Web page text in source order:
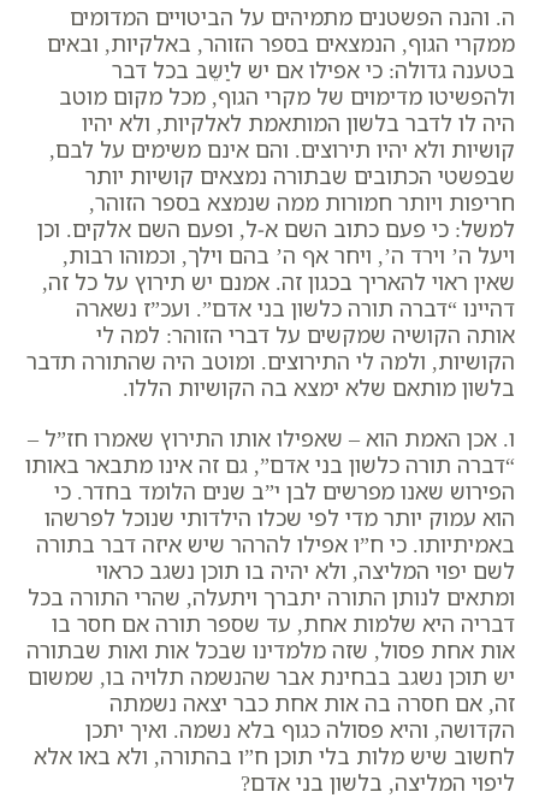
ה. והנה הפשטנים מתמיהים על הביטויים המדומים
ממקרי הגוף, הנמצאים בספר הזוהר, באלקיות, ובאים
בטענה גדולה: כי אפילו אם יש ליַשֵב בכל דבר
ולהפשיטו מדימוים של מקרי הגוף, מכל מקום מוטב
היה לו לדבר בלשון המותאמת לאלקיות, ולא יהיו
קושיות ולא יהיו תירוצים. והם אינם משימים על לבם,
שבפשטי הכתובים שבתורה נמצאים קושיות יותר
חריפות ויותר חמורות ממה שנמצא בספר הזוהר,
למשל: כי פעם כתוב השם א-ל, ופעם השם אלקים. וכן
ויעל ה’ וירד ה’, ויחר אף ה’ בהם וילך, וכמוהו רבות,
שאין ראוי להאריך בכגון זה. אמנם יש תירוץ על כל זה,
דהיינו “דברה תורה כלשון בני אדם”. ועכ”ז נשארה
אותה הקושיה שמקשים על דברי הזוהר: למה לי
הקושיות, ולמה לי התירוצים. ומוטב היה שהתורה תדבר
בלשון מותאם שלא ימצא בה הקושיות הללו.
ו. אכן האמת הוא – שאפילו אותו התירוץ שאמרו חז”ל –
“דברה תורה כלשון בני אדם”, גם זה אינו מתבאר באותו
הפירוש שאנו מפרשים לבן י”ב שנים הלומד בחדר. כי
הוא עמוק יותר מדי לפי שכלו הילדותי שנוכל לפרשהו
באמיתיותו. כי ח”ו אפילו להרהר שיש איזה דבר בתורה
לשם יפוי המליצה, ולא יהיה בו תוכן נשגב כראוי
ומתאים לנותן התורה יתברך ויתעלה, שהרי התורה בכל
דבריה היא שלמות אחת, עד שספר תורה אם חסר בו
אות אחת פסול, שזה מלמדינו שבכל אות ואות שבתורה
יש תוכן נשגב בבחינת אבר שהנשמה תלויה בו, שמשום
זה, אם חסרה בה אות אחת כבר יצאה נשמתה
הקדושה, והיא פסולה כגוף בלא נשמה. ואיך יתכן
לחשוב שיש מלות בלי תוכן ח”ו בהתורה, ולא באו אלא
ליפוי המליצה, בלשון בני אדם?